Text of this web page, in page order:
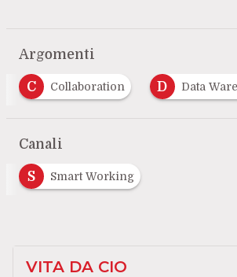
Argomenti
D Data Warehouse I Iam
Canali
S Smart Working
VITA DA CIO